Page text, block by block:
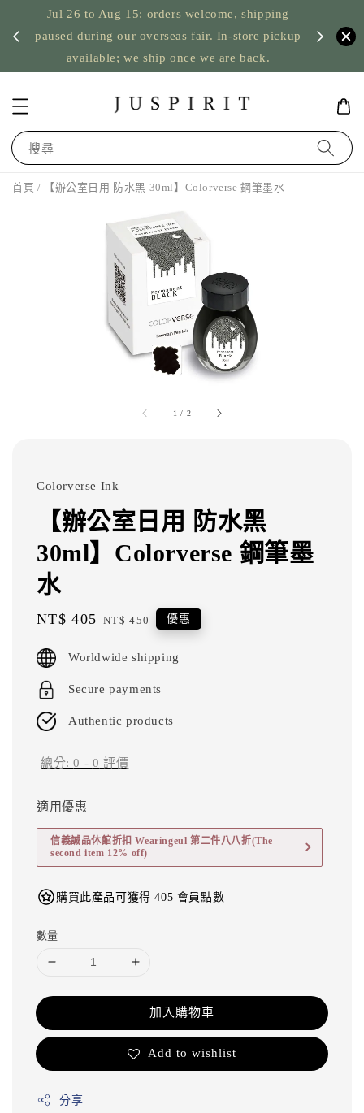
Jul 26 to Aug 15: orders welcome, shipping
paused during our overseas fair. In-store pickup
available; we ship once we are back.
US
搜尋
首頁 / 【辦公室日用 防水黑 30ml】Colorverse 鋼筆墨水
1 / 2
Colorverse Ink
【辦公室日用 防水黑
30ml】Colorverse 鋼筆墨
水
Sale
NT$ 405 Regular
NT$ 450 優惠
Worldwide shipping
Secure payments
Authentic products
總分:0 - 0 評價
適用優惠
信義誠品休館折扣 Wearingeul 第二件八八折(The
second item 12% off)
購買此產品可獲得 405 會員點數
數量
加入購物車
Add to wishlist
分享